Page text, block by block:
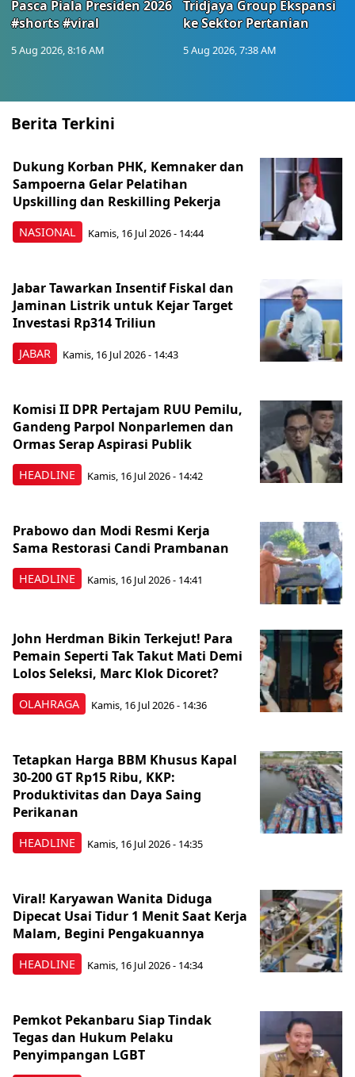
Pasca Piala Presiden 2026
#shorts #viral
5 Aug 2026, 8:16 AM
Tridjaya Group Ekspansi
ke Sektor Pertanian
5 Aug 2026, 7:38 AM
Berita Terkini
NASIONAL
Dukung Korban PHK, Kemnaker dan
Sampoerna Gelar Pelatihan
Upskilling dan Reskilling Pekerja
Kamis, 16 Jul 2026 - 14:44
JABAR
Jabar Tawarkan Insentif Fiskal dan
Jaminan Listrik untuk Kejar Target
Investasi Rp314 Triliun
Kamis, 16 Jul 2026 - 14:43
HEADLINE
Komisi II DPR Pertajam RUU Pemilu,
Gandeng Parpol Nonparlemen dan
Ormas Serap Aspirasi Publik
Kamis, 16 Jul 2026 - 14:42
HEADLINE
Prabowo dan Modi Resmi Kerja
Sama Restorasi Candi Prambanan
Kamis, 16 Jul 2026 - 14:41
OLAHRAGA
John Herdman Bikin Terkejut! Para
Pemain Seperti Tak Takut Mati Demi
Lolos Seleksi, Marc Klok Dicoret?
Kamis, 16 Jul 2026 - 14:36
HEADLINE
Tetapkan Harga BBM Khusus Kapal
30-200 GT Rp15 Ribu, KKP:
Produktivitas dan Daya Saing
Perikanan
Kamis, 16 Jul 2026 - 14:35
HEADLINE
Viral! Karyawan Wanita Diduga
Dipecat Usai Tidur 1 Menit Saat Kerja
Malam, Begini Pengakuannya
Kamis, 16 Jul 2026 - 14:34
Pemkot Pekanbaru Siap Tindak
Tegas dan Hukum Pelaku
Penyimpangan LGBT